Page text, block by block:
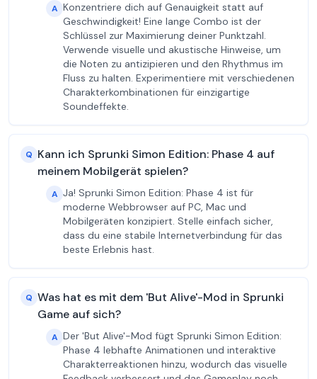
A Konzentriere dich auf Genauigkeit statt auf
Geschwindigkeit! Eine lange Combo ist der
Schlüssel zur Maximierung deiner Punktzahl.
Verwende visuelle und akustische Hinweise, um
die Noten zu antizipieren und den Rhythmus im
Fluss zu halten. Experimentiere mit verschiedenen
Charakterkombinationen für einzigartige
Soundeffekte.
Q Kann ich Sprunki Simon Edition: Phase 4 auf
meinem Mobilgerät spielen?
A Ja! Sprunki Simon Edition: Phase 4 ist für
moderne Webbrowser auf PC, Mac und
Mobilgeräten konzipiert. Stelle einfach sicher,
dass du eine stabile Internetverbindung für das
beste Erlebnis hast.
Q Was hat es mit dem 'But Alive'-Mod in Sprunki
Game auf sich?
A Der 'But Alive'-Mod fügt Sprunki Simon Edition:
Phase 4 lebhafte Animationen und interaktive
Charakterreaktionen hinzu, wodurch das visuelle